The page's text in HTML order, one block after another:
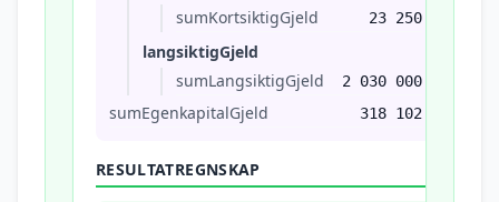
sumKortsiktigGjeld
23 250
langsiktigGjeld
sumLangsiktigGjeld
2 030 000
sumEgenkapitalGjeld 318 102
RESULTATREGNSKAP